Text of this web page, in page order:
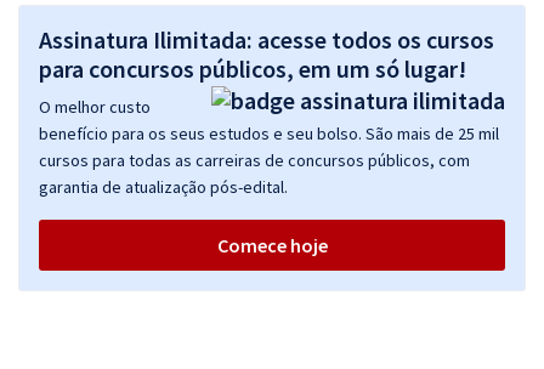
R$ 391,92à vista
ou 12x de R$32,66
Economize R$ 97,98 (-20%)
Comprar
CRMV GO - Conselho Regional de Medicina Veterinária de Goiás -
Conhecimentos Específicos para Técnico Administrativo - Código:
200
Assinatura Ilimitada: acesse todos os cursos
para concursos públicos, em um só lugar!
O melhor custo
benefício para os seus estudos e seu bolso. São mais de 25 mil
cursos para todas as carreiras de concursos públicos, com
garantia de atualização pós-edital.
Comece hoje